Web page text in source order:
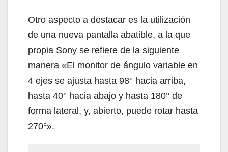
Otro aspecto a destacar es la utilización
de una nueva pantalla abatible, a la que
propia Sony se refiere de la siguiente
manera «El monitor de ángulo variable en
4 ejes se ajusta hasta 98° hacia arriba,
hasta 40° hacia abajo y hasta 180° de
forma lateral, y, abierto, puede rotar hasta
270°».